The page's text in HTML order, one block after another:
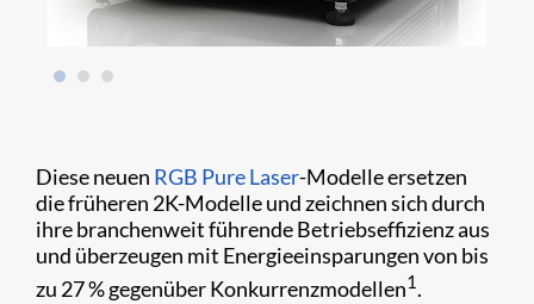
Diese neuen RGB Pure Laser-Modelle ersetzen
die früheren 2K-Modelle und zeichnen sich durch
ihre branchenweit führende Betriebseffizienz aus
und überzeugen mit Energieeinsparungen von bis
zu 27 % gegenüber Konkurrenzmodellen1 .